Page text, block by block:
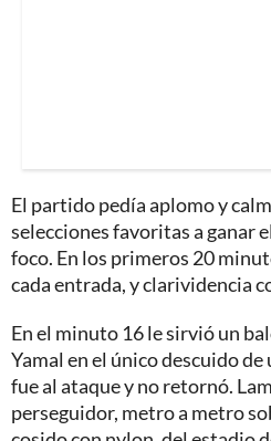
El partido pedía aplomo y
selecciones favoritas a ganar
foco. En los primeros 20
cada entrada, y clarividencia
En el minuto 16 le sirvió un
Yamal en el único descuido
fue al ataque y no retornó.
perseguidor, metro a metro